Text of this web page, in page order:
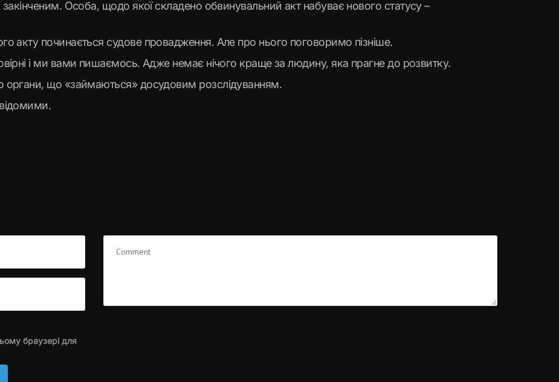
Особа, щодо якої складено обвинувальний акт набуває нового статусу –
акту починається судове провадження. Але про нього поговоримо пізніше.
і ми вами пишаємось. Адже немає нічого краще за людину, яка прагне до розвитку.
органи, що «займаються» досудовим розслідуванням.
браузері для